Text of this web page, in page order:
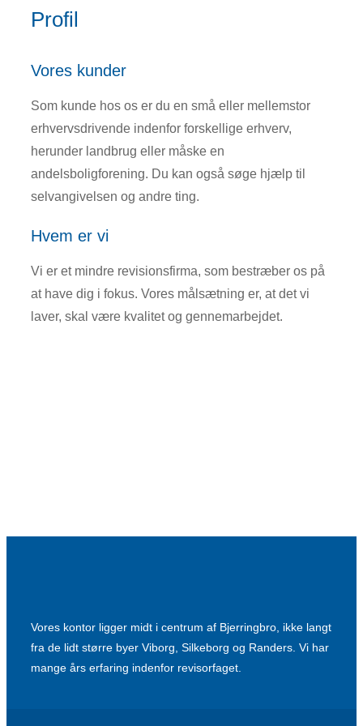
Profil
Vores kunder
Som kunde hos os er du en små eller mellemstor
erhvervsdrivende indenfor forskellige erhverv,
herunder landbrug eller måske en
andelsboligforening. Du kan også søge hjælp til
selvangivelsen og andre ting.
Hvem er vi
Vi er et mindre revisionsfirma, som bestræber os på
at have dig i fokus. Vores målsætning er, at det vi
laver, skal være kvalitet og gennemarbejdet.
Vores kontor ligger midt i centrum af Bjerringbro, ikke langt
fra de lidt større byer Viborg, Silkeborg og Randers. Vi har
mange års erfaring indenfor revisorfaget.